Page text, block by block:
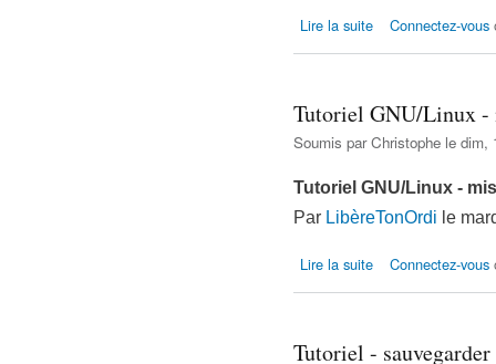
Lire la suite de Tutoriel - gérer sa
Connectez-vous
Tutoriel GNU/Linux -
Soumis parChristophe le dim,
Tutoriel GNU/Linux -
Par LibèreTonOrdi le
Lire la suite de Tutoriel GNU/
Connectez-vous
Tutoriel -